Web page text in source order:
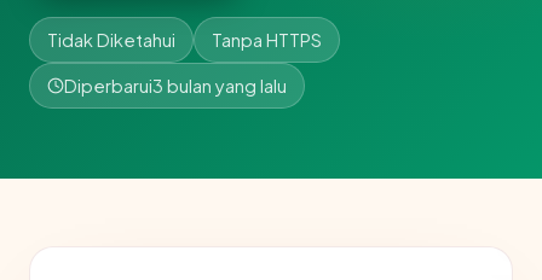
Tidak Diketahui Tanpa HTTPS
Diperbarui3 bulan yang lalu